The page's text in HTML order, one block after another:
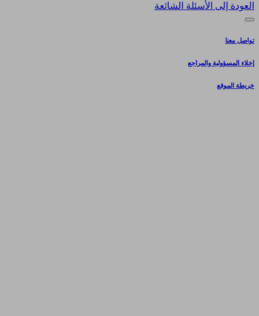
العودة إلى الأسئلة الشائعة
تواصل معنا
إخلاء المسؤولية والمراجع
خريطة الموقع